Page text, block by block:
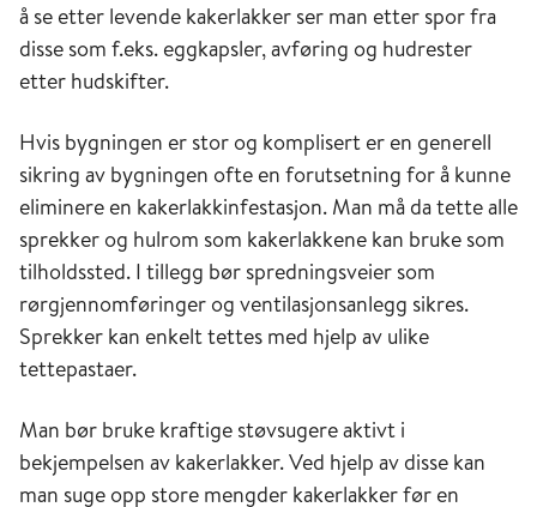
å se etter levende kakerlakker ser man etter spor fra
disse som f.eks. eggkapsler, avføring og hudrester
etter hudskifter.
Hvis bygningen er stor og komplisert er en generell
sikring av bygningen ofte en forutsetning for å kunne
eliminere en kakerlakkinfestasjon. Man må da tette alle
sprekker og hulrom som kakerlakkene kan bruke som
tilholdssted. I tillegg bør spredningsveier som
rørgjennomføringer og ventilasjonsanlegg sikres.
Sprekker kan enkelt tettes med hjelp av ulike
tettepastaer.
Man bør bruke kraftige støvsugere aktivt i
bekjempelsen av kakerlakker. Ved hjelp av disse kan
man suge opp store mengder kakerlakker før en